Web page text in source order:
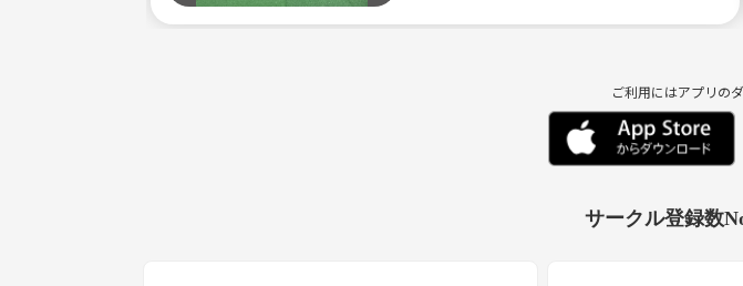
ご利用にはアプリの
サークル登録数